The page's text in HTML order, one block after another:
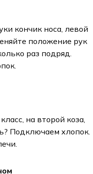
кончик носа, левой
положение рук
раз подряд.
на второй коза,
Подключаем хлопок.